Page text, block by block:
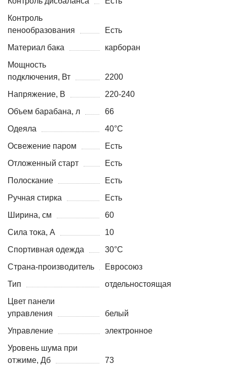
Контроль
пенообразования
Есть
Материал бака
карборан
Мощность
подключения, Вт
2200
Напряжение, В
220-240
Объем барабана, л
66
Одеяла
40°C
Освежение паром
Есть
Отложенный старт
Есть
Полоскание
Есть
Ручная стирка
Есть
Ширина, см
60
Сила тока, А
10
Спортивная одежда
30°C
Страна-производитель
Евросоюз
Тип
отдельностоящая
Цвет панели
управления
белый
Управление
электронное
Уровень шума при
отжиме, Дб
73